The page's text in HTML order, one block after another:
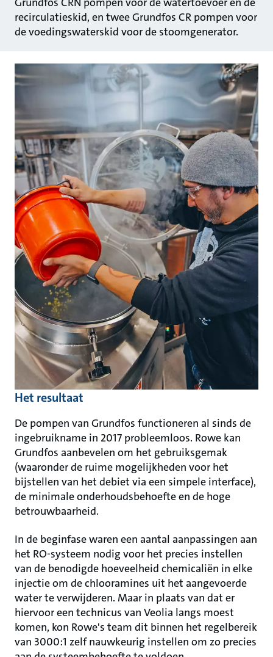
recirculatieskid, en twee Grundfos CR pompen voor
de voedingswaterskid voor de stoomgenerator.
Het resultaat
De pompen van Grundfos functioneren al sinds de
ingebruikname in 2017 probleemloos. Rowe kan
Grundfos aanbevelen om het gebruiksgemak
(waaronder de ruime mogelijkheden voor het
bijstellen van het debiet via een simpele interface),
de minimale onderhoudsbehoefte en de hoge
betrouwbaarheid.
In de beginfase waren een aantal aanpassingen aan
het RO-systeem nodig voor het precies instellen
van de benodigde hoeveelheid chemicaliën in elke
injectie om de chlooramines uit het aangevoerde
water te verwijderen. Maar in plaats van dat er
hiervoor een technicus van Veolia langs moest
komen, kon Rowe's team dit binnen het regelbereik
van 3000:1 zelf nauwkeurig instellen om zo precies